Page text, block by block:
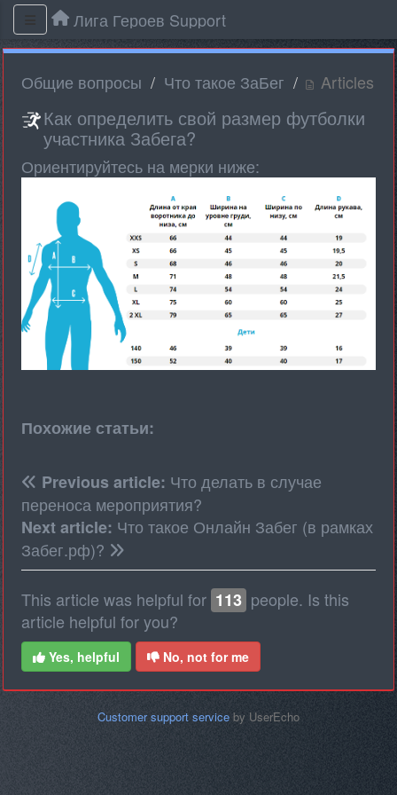
Лига Героев Support
Общие вопросы Что такое ЗаБег Articles
Как определить свой размер футболки
участника Забега?
Ориентируйтесь на мерки ниже:
Похожие статьи:
Previous article: Что делать в случае
переноса мероприятия?
Next article: Что такое Онлайн Забег (в рамках
Забег.рф)?
This article was helpful for 113 people. Is this
article helpful for you?
Yes, helpful No, not for me
Customer support service by UserEcho